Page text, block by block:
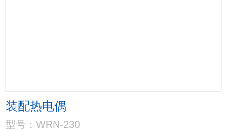
装配热电偶
型号：WRN-230